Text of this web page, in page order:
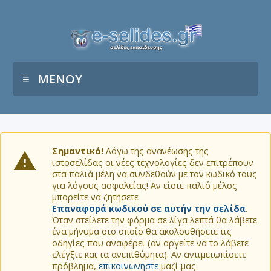
ΜΕΝΟΥ
Σημαντικό! Λόγω της ανανέωσης της
ιστοσελίδας οι νέες τεχνολογίες δεν επιτρέπουν
στα παλιά μέλη να συνδεθούν με τον κωδικό τους
για λόγους ασφαλείας! Αν είστε παλιό μέλος
μπορείτε να ζητήσετε
Επαναφορά κωδικού σε αυτήν την σελίδα.
Όταν στείλετε την φόρμα σε λίγα λεπτά θα λάβετε
ένα μήνυμα στο οποίο θα ακολουθήσετε τις
οδηγίες που αναφέρει (αν αργείτε να το λάβετε
ελέγξτε και τα ανεπιθύμητα). Αν αντιμετωπίσετε
πρόβλημα, επικοινωνήστε μαζί μας.